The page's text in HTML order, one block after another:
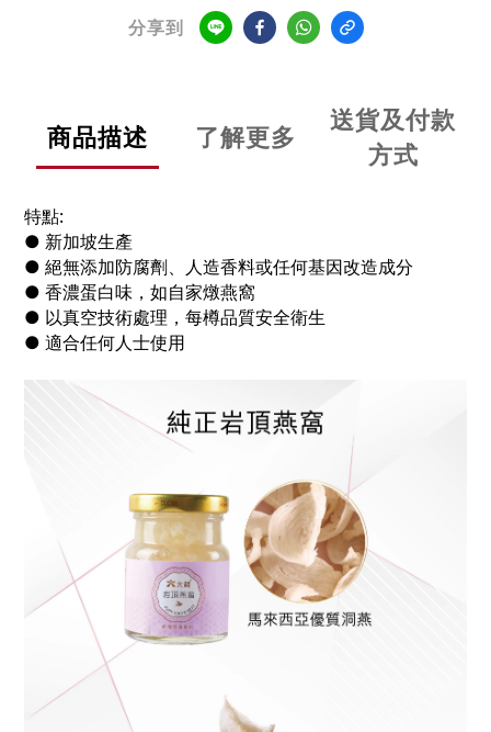
分享到
商品描述 了解更多
送貨及付款
方式
特點:
● 新加坡生產
● 絕無添加防腐劑、人造香料或任何基因改造成分
● 香濃蛋白味，如自家燉燕窩
● 以真空技術處理，每樽品質安全衛生
● 適合任何人士使用